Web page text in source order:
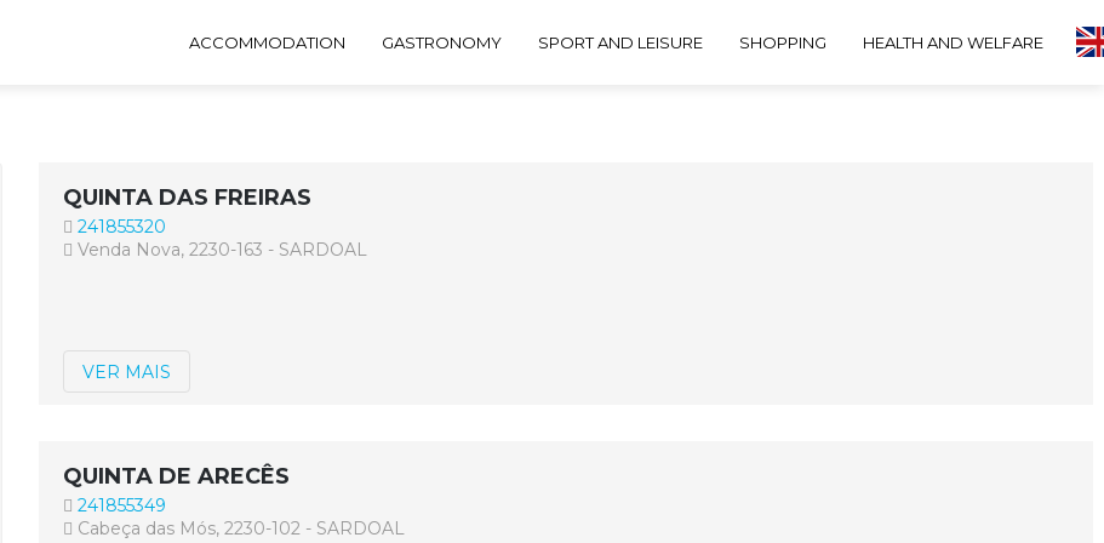
ACCOMMODATION GASTRONOMY SPORT AND LEISURE SHOPPING HEALTH AND WELFARE
QUINTA DAS FREIRAS
241855320
Venda Nova, 2230-163 - SARDOAL
VER MAIS
QUINTA DE ARECÊS
241855349
Cabeça das Mós, 2230-102 - SARDOAL